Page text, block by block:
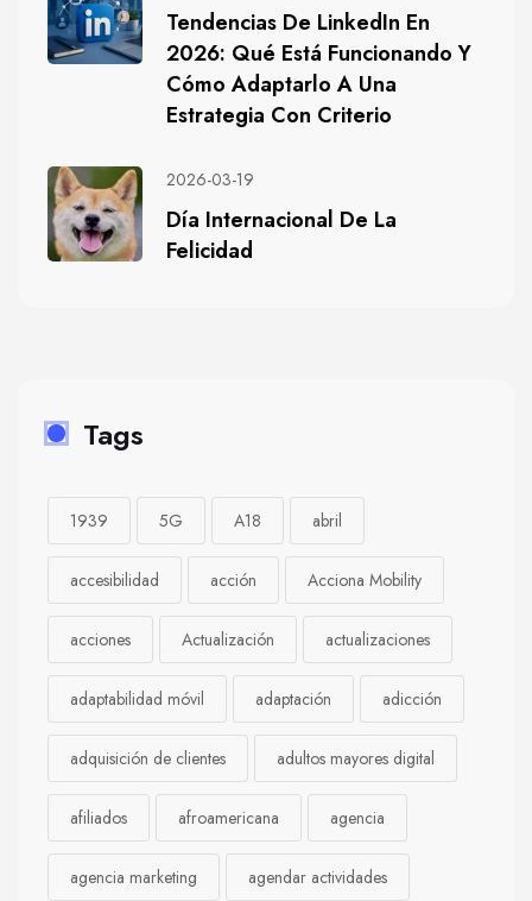
Tendencias De LinkedIn En
2026: Qué Está Funcionando Y
Cómo Adaptarlo A Una
Estrategia Con Criterio
2026-03-19
Día Internacional De La
Felicidad
Tags
1939 5G A18 abril
accesibilidad acción Acciona Mobility
acciones Actualización actualizaciones
adaptabilidad móvil adaptación adicción
adquisición de clientes adultos mayores digital
afiliados afroamericana agencia
agencia marketing agendar actividades